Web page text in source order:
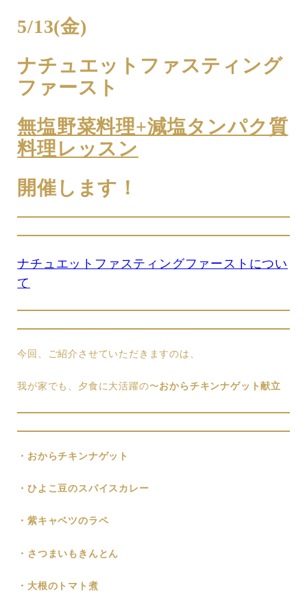
5/13(金)
ナチュエットファスティング
ファースト
無塩野菜料理+減塩タンパク質
料理レッスン
開催します！
ナチュエットファスティングファーストについ
て
今回、ご紹介させていただきますのは、
我が家でも、夕食に大活躍の〜おからチキンナゲット献立
・おからチキンナゲット
・ひよこ豆のスパイスカレー
・紫キャベツのラペ
・さつまいもきんとん
・大根のトマト煮